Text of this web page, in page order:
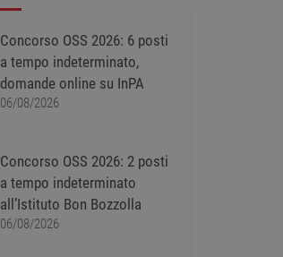
Concorso OSS 2026: 6 posti
a tempo indeterminato,
domande online su InPA
06/08/2026
Concorso OSS 2026: 2 posti
a tempo indeterminato
all’Istituto Bon Bozzolla
06/08/2026